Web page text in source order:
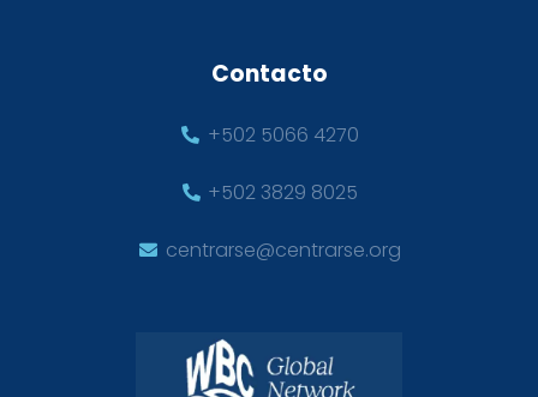
Contacto
+502 5066 4270
+502 3829 8025
centrarse@centrarse.org